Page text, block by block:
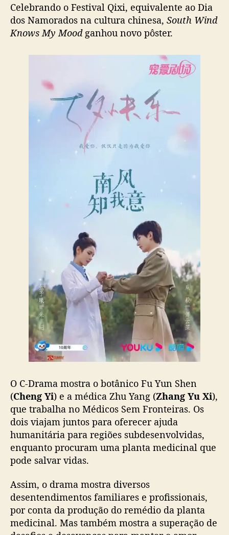
o
F
e
i
v
l
Q
i
a
‘
S
o
u
t
h
W
i
d
K
o
w
s
M
y
M
o
i
v
u
Celebrando o Festival Qixi, equivalente ao Dia
dos Namorados na cultura chinesa, South Wind
Knows My Moodganhou novo pôster.
O C-Drama mostra o botânico Fu Yun Shen
(Cheng Yi) e a médica Zhu Yang (Zhang Yu Xi),
que trabalha no Médicos Sem Fronteiras. Os
dois viajam juntos para oferecer ajuda
humanitária para regiões subdesenvolvidas,
enquanto procuram uma planta medicinal que
pode salvar vidas.
Assim, o drama mostra diversos
desentendimentos familiares e profissionais,
por conta da produção do remédio da planta
medicinal. Mas também mostra a superação de